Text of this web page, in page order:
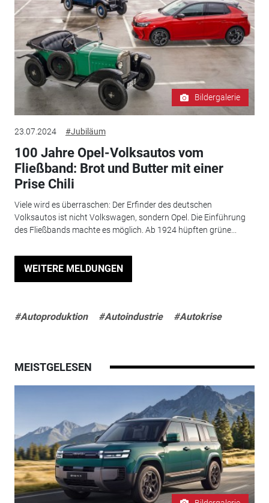
Bildergalerie
23.07.2024 #Jubiläum
100 Jahre Opel-Volksautos vom
Fließband: Brot und Butter mit einer
Prise Chili
Viele wird es überraschen: Der Erfinder des deutschen
Volksautos ist nicht Volkswagen, sondern Opel. Die Einführung
des Fließbands machte es möglich. Ab 1924 hüpften grüne...
WEITERE MELDUNGEN
#Autoproduktion #Autoindustrie #Autokrise
MEISTGELESEN